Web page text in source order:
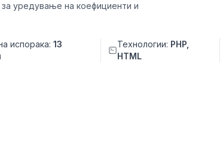
уредување на коефициенти и
испорака:13
Технологии: PHP,
HTML